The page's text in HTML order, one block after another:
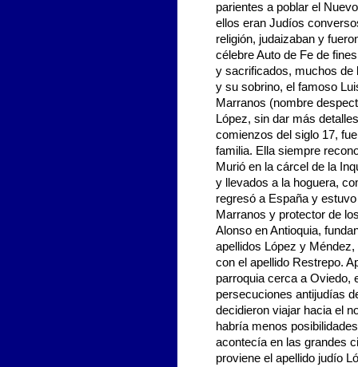
parientes a poblar el
ellos eran Judíos
religión, judaizaban y
célebre Auto de Fe de
y sacrificados, muchos de
y su sobrino, el famoso
Marranos (nombre
López, sin dar más
comienzos del siglo 17,
familia. Ella siempre
Murió en la cárcel de la
y llevados a la hoguera,
regresó a España y
Marranos y protector de
Alonso en Antioquia,
apellidos López y
con el apellido Restrepo.
parroquia cerca a Oviedo,
persecuciones antijudías
decidieron viajar hacia el
habría menos
acontecía en las grandes
proviene el apellido judío